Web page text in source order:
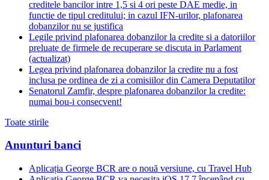
creditele bancilor intre 1,5 si 4 ori peste DAE medie, in
functie de tipul creditului; in cazul IFN-urilor, plafonarea
dobanzilor nu se justifica
Legile privind plafonarea dobanzilor la credite si a datoriilor
preluate de firmele de recuperare se discuta in Parlament
(actualizat)
Legea privind plafonarea dobanzilor la credite nu a fost
inclusa pe ordinea de zi a comisiilor din Camera Deputatilor
Senatorul Zamfir, despre plafonarea dobanzilor la credite:
numai bou-i consecvent!
Toate stirile
Anunturi banci
Aplicația George BCR are o nouă versiune, cu Travel Hub